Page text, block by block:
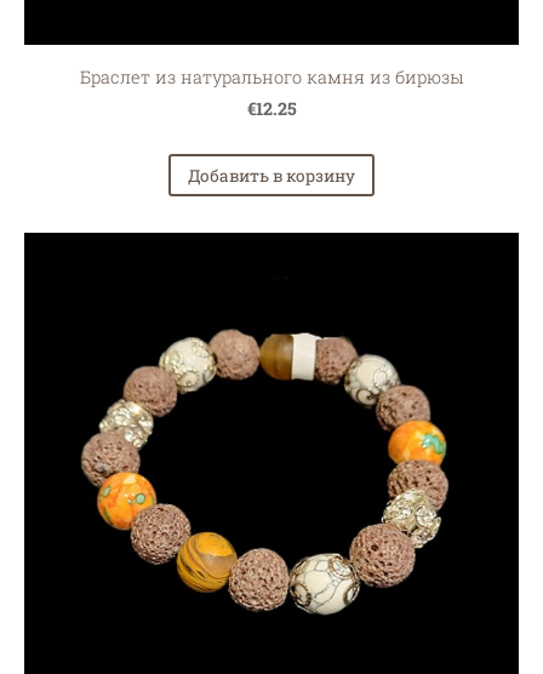
Браслет из натурального камня из бирюзы
€12.25
Добавить в корзину